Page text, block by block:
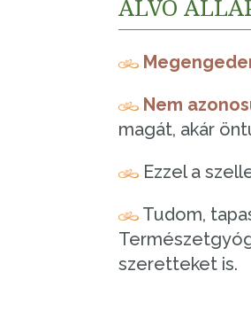
ALVÓ
Nem
magát, akár
Ezzel a
Tudom,
szeretteket is.